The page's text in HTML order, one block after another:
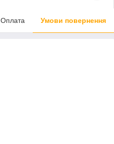
Оплата Умови повернення